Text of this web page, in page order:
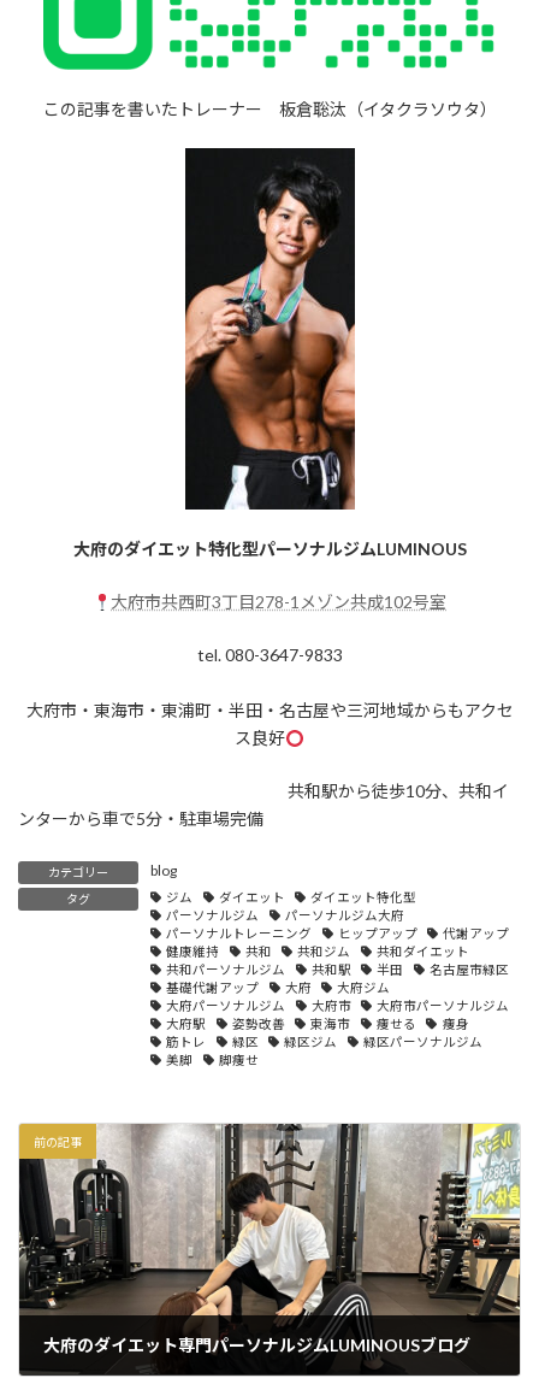
この記事を書いたトレーナー 板倉聡汰（イタクラソウタ）
大府のダイエット特化型パーソナルジムLUMINOUS
大府市共西町3丁目278-1メゾン共成102号室
tel. 080-3647-9833
大府市・東海市・東浦町・半田・名古屋や三河地域からもアクセ
ス良好
共和駅から徒歩10分、共和イ
ンターから車で5分・駐車場完備
カテゴリー blog
タグ ジム ダイエット
ダイエット特化型
パーソナルジム
パーソナルジム大府
パーソナルトレーニング
ヒップアップ
代謝アップ
健康維持
共和 共和ジム
共和ダイエット
共和パーソナルジム
共和駅 半田
名古屋市緑区
基礎代謝アップ
大府
大府ジム
大府パーソナルジム
大府市
大府市パーソナルジム
大府駅
姿勢改善 東海市 痩せる
痩身
筋トレ
緑区 緑区ジム
緑区パーソナルジム
美脚
脚痩せ
前の記事
大府のダイエット専門パーソナルジムLUMINOUSブログ